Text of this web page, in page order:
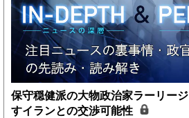
保守穏健派の大物政治家ラーリー
すイランとの交渉可能性